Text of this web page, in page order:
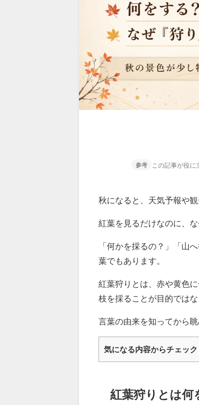
参考 この記事が役に
秋になると、天気予報や
紅葉を見るだけなのに、
「何かを採るの？」「山
葉でもあります。
紅葉狩りとは、赤や黄色
枝を採ることが目的では
言葉の由来を知ってから
気になる内容からチェック
紅葉狩りとは何